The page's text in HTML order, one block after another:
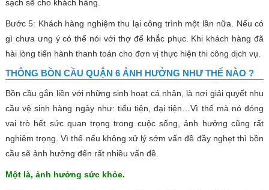
sạch sẽ cho khách hàng.
Bước 5: Khách hàng nghiệm thu lại công trình một lần nữa. Nếu có
gì chưa ưng ý có thể nói với thợ để khắc phục. Khi khách hàng đã
hài lòng tiến hành thanh toán cho đơn vị thực hiện thi công dịch vụ.
THÔNG BỒN CẦU QUẬN 6 ẢNH HƯỞNG NHƯ THẾ NÀO ?
Bồn cầu gắn liền với những sinh hoạt cá nhân, là nơi giải quyết nhu
cầu vệ sinh hàng ngày như: tiểu tiện, đại tiện…Vì thế mà nó đóng
vai trò hết sức quan trọng trong cuộc sống, ảnh hưởng cũng rất
nghiêm trọng. Vì thế nếu không xử lý sớm vấn đề đầy nghẹt thì bồn
cầu sẽ ảnh hưởng đến rất nhiều vấn đề.
Một là, ảnh hưởng sức khỏe.